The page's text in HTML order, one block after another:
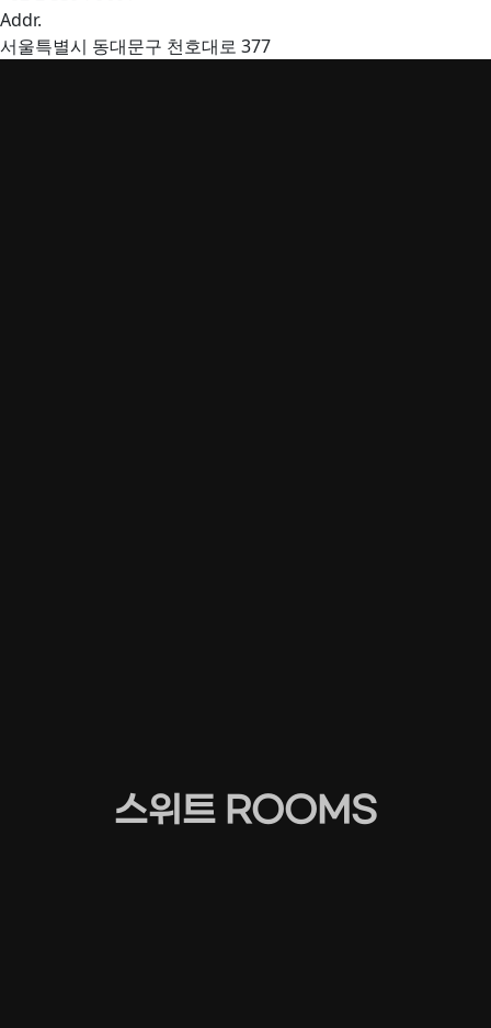
Addr.
서울특별시 동대문구 천호대로 377
스위트 ROOMS